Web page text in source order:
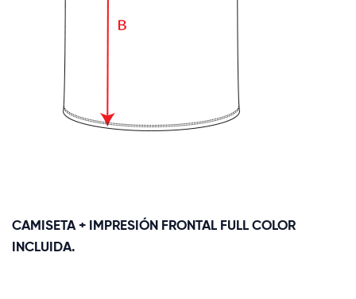
CAMISETA + IMPRESIÓN FRONTAL FULL COLOR
INCLUIDA.